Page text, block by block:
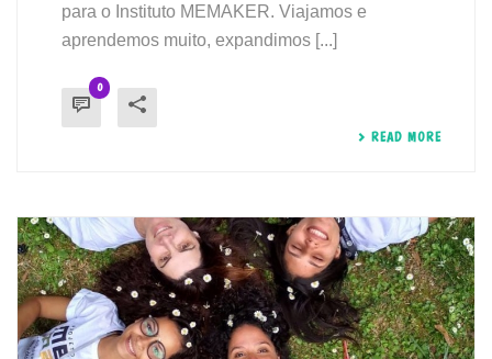
para o Instituto MEMAKER. Viajamos e
aprendemos muito, expandimos [...]
0
READ MORE